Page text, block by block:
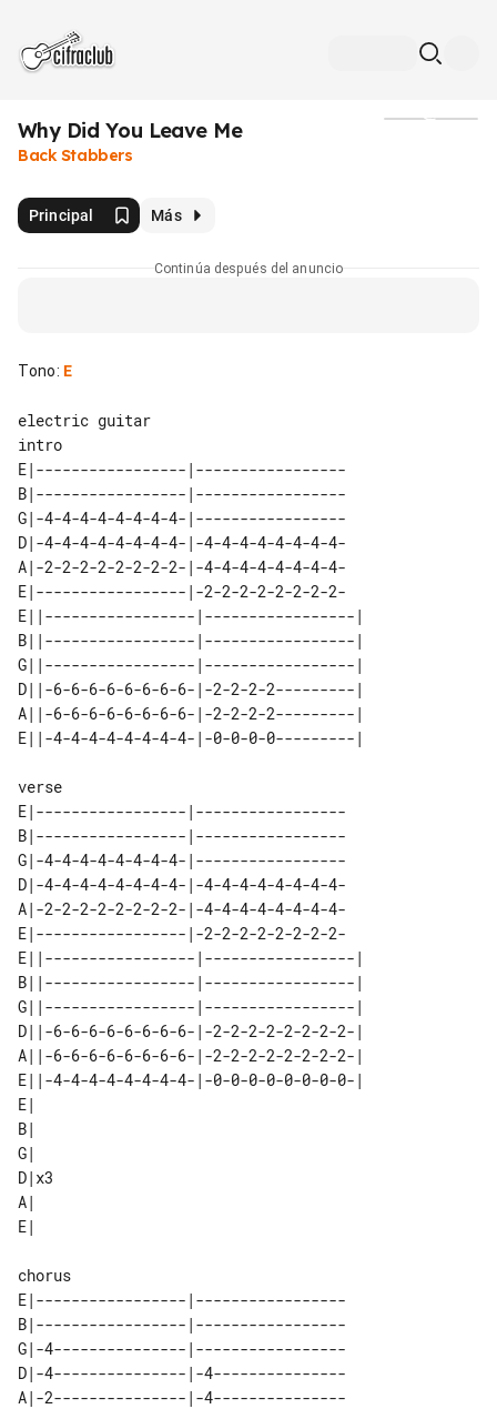
Why Did You Leave Me
Back Stabbers
Principal Más
Continúa después del anuncio
Tono: E
intro
E|-----------------|-----------------
B|-----------------|-----------------
G|-4-4-4-4-4-4-4-4-|-----------------
D|-4-4-4-4-4-4-4-4-|-4-4-4-4-4-4-4-4-
A|-2-2-2-2-2-2-2-2-|-4-4-4-4-4-4-4-4-
E|-----------------|-2-2-2-2-2-2-2-2-
E||-----------------|-----------------|
B||-----------------|-----------------|
G||-----------------|-----------------|
D||-6-6-6-6-6-6-6-6-|-2-2-2-2---------|
A||-6-6-6-6-6-6-6-6-|-2-2-2-2---------|
verse
E|-----------------|-----------------
B|-----------------|-----------------
G|-4-4-4-4-4-4-4-4-|-----------------
D|-4-4-4-4-4-4-4-4-|-4-4-4-4-4-4-4-4-
A|-2-2-2-2-2-2-2-2-|-4-4-4-4-4-4-4-4-
E|-----------------|-2-2-2-2-2-2-2-2-
E||-----------------|-----------------|
B||-----------------|-----------------|
G||-----------------|-----------------|
D||-6-6-6-6-6-6-6-6-|-2-2-2-2-2-2-2-2-|
A||-6-6-6-6-6-6-6-6-|-2-2-2-2-2-2-2-2-|
E||-4-4-4-4-4-4-4-4-|-0-0-0-0-0-0-0-0-|
E|
B|
G|
D|x3
A|
chorus
E|-----------------|-----------------
B|-----------------|-----------------
G|-4---------------|-----------------
D|-4---------------|-4---------------
A|-2---------------|-4---------------